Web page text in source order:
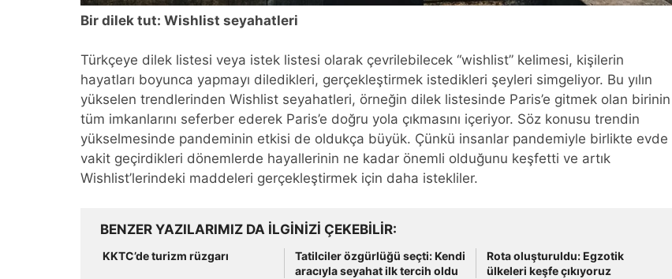
Bir dilek tut: Wishlist seyahatleri
Türkçeye dilek listesi veya istek listesi olarak çevrilebilecek “wishlist” kelimesi, kişilerin
hayatları boyunca yapmayı diledikleri, gerçekleştirmek istedikleri şeyleri simgeliyor. Bu yılın
yükselen trendlerinden Wishlist seyahatleri, örneğin dilek listesinde Paris’e gitmek olan birinin
tüm imkanlarını seferber ederek Paris’e doğru yola çıkmasını içeriyor. Söz konusu trendin
yükselmesinde pandeminin etkisi de oldukça büyük. Çünkü insanlar pandemiyle birlikte evde
vakit geçirdikleri dönemlerde hayallerinin ne kadar önemli olduğunu keşfetti ve artık
Wishlist’lerindeki maddeleri gerçekleştirmek için daha istekliler.
BENZER YAZILARIMIZ DA ILGINIZI ÇEKEBILIR
KKTC’de turizm rüzgarı
Tatilciler özgürlüğü seçti: Kendi
aracıyla seyahat ilk tercih oldu
Rota oluşturuldu: Egzotik
ülkeleri keşfe çıkıyoruz